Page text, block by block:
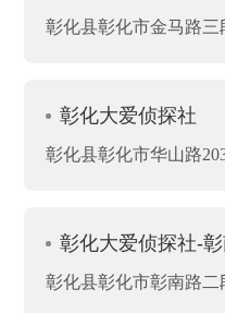
彰化县彰化市金马路三
彰化大爱侦探社
彰化县彰化市华山路
彰化大爱侦探社-
彰化县彰化市彰南路二